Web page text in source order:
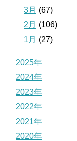
3月 (67)
2月 (106)
1月 (27)
2025年
2024年
2023年
2022年
2021年
2020年